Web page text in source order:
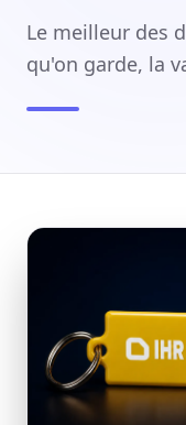
Le meilleur des
qu'on garde, la